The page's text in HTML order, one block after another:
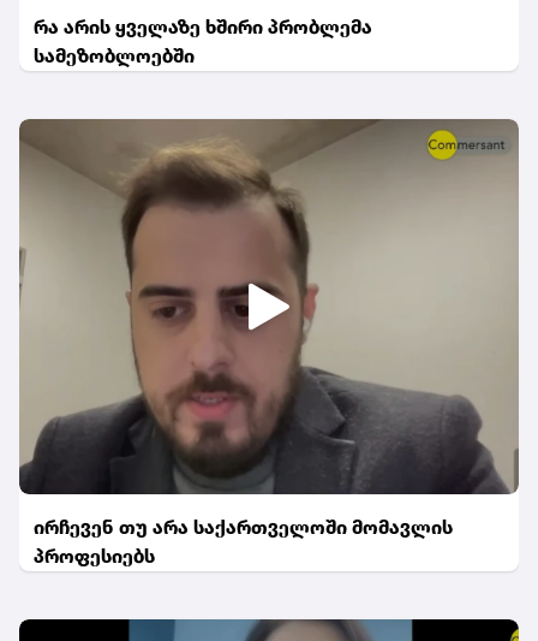
რა არის ყველაზე ხშირი პრობლემა
სამეზობლოებში
ირჩევენ თუ არა საქართველოში მომავლის
პროფესიებს